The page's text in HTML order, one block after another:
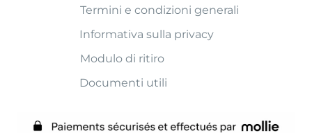
Termini e condizioni generali
Informativa sulla privacy
Modulo di ritiro
Documenti utili